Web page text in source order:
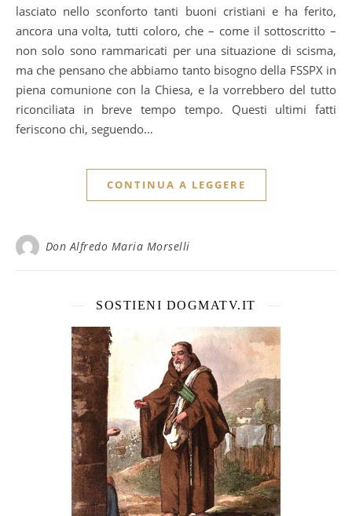
lasciato nello sconforto tanti buoni cristiani e ha ferito,
ancora una volta, tutti coloro, che – come il sottoscritto –
non solo sono rammaricati per una situazione di scisma,
ma che pensano che abbiamo tanto bisogno della FSSPX in
piena comunione con la Chiesa, e la vorrebbero del tutto
riconciliata in breve tempo tempo. Questi ultimi fatti
feriscono chi, seguendo…
CONTINUA A LEGGERE
Don Alfredo Maria Morselli
SOSTIENI DOGMATV.IT